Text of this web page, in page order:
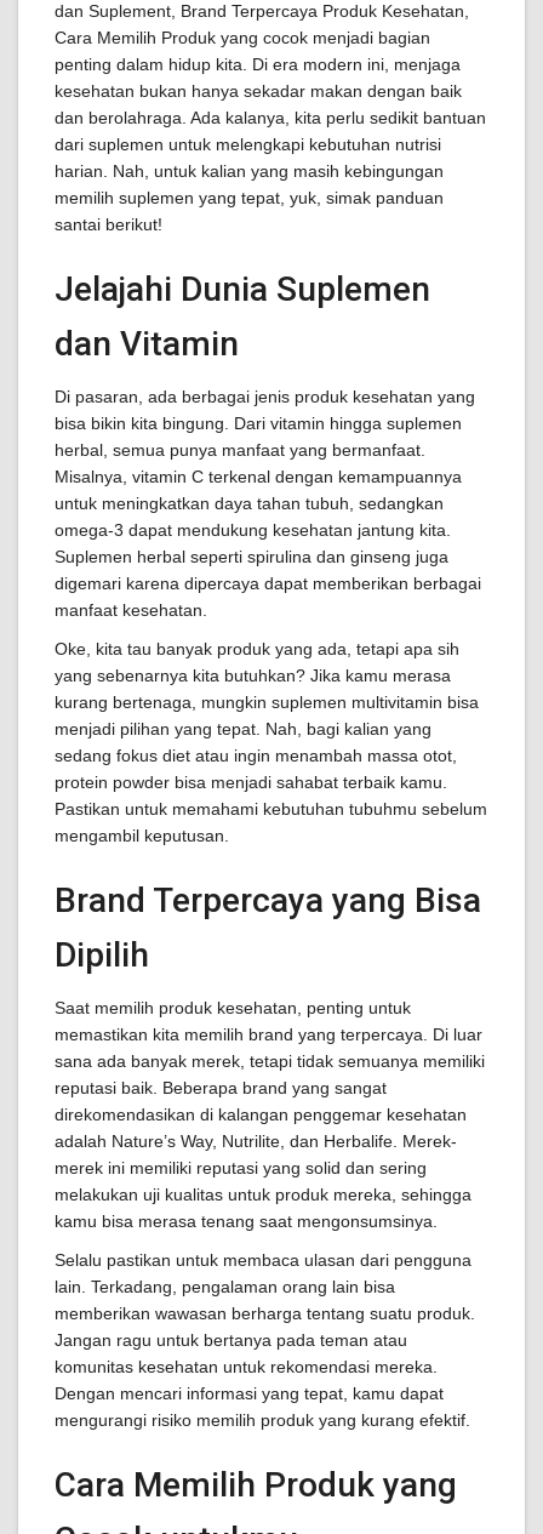
dan Suplement, Brand Terpercaya Produk Kesehatan,
Cara Memilih Produk yang cocok menjadi bagian
penting dalam hidup kita. Di era modern ini, menjaga
kesehatan bukan hanya sekadar makan dengan baik
dan berolahraga. Ada kalanya, kita perlu sedikit bantuan
dari suplemen untuk melengkapi kebutuhan nutrisi
harian. Nah, untuk kalian yang masih kebingungan
memilih suplemen yang tepat, yuk, simak panduan
santai berikut!
Jelajahi Dunia Suplemen
dan Vitamin
Di pasaran, ada berbagai jenis produk kesehatan yang
bisa bikin kita bingung. Dari vitamin hingga suplemen
herbal, semua punya manfaat yang bermanfaat.
Misalnya, vitamin C terkenal dengan kemampuannya
untuk meningkatkan daya tahan tubuh, sedangkan
omega-3 dapat mendukung kesehatan jantung kita.
Suplemen herbal seperti spirulina dan ginseng juga
digemari karena dipercaya dapat memberikan berbagai
manfaat kesehatan.
Oke, kita tau banyak produk yang ada, tetapi apa sih
yang sebenarnya kita butuhkan? Jika kamu merasa
kurang bertenaga, mungkin suplemen multivitamin bisa
menjadi pilihan yang tepat. Nah, bagi kalian yang
sedang fokus diet atau ingin menambah massa otot,
protein powder bisa menjadi sahabat terbaik kamu.
Pastikan untuk memahami kebutuhan tubuhmu sebelum
mengambil keputusan.
Brand Terpercaya yang Bisa
Dipilih
Saat memilih produk kesehatan, penting untuk
memastikan kita memilih brand yang terpercaya. Di luar
sana ada banyak merek, tetapi tidak semuanya memiliki
reputasi baik. Beberapa brand yang sangat
direkomendasikan di kalangan penggemar kesehatan
adalah Nature’s Way, Nutrilite, dan Herbalife. Merek-
merek ini memiliki reputasi yang solid dan sering
melakukan uji kualitas untuk produk mereka, sehingga
kamu bisa merasa tenang saat mengonsumsinya.
Selalu pastikan untuk membaca ulasan dari pengguna
lain. Terkadang, pengalaman orang lain bisa
memberikan wawasan berharga tentang suatu produk.
Jangan ragu untuk bertanya pada teman atau
komunitas kesehatan untuk rekomendasi mereka.
Dengan mencari informasi yang tepat, kamu dapat
mengurangi risiko memilih produk yang kurang efektif.
Cara Memilih Produk yang